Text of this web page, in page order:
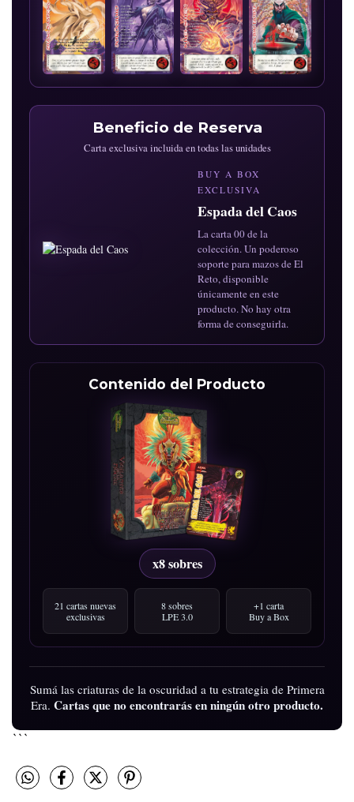
Beneficio de Reserva
Carta exclusiva incluida en todas las unidades
BUY A BOX
EXCLUSIVA
Espada del Caos
La carta 00 de la
colección. Un poderoso
soporte para mazos de El
Reto, disponible
únicamente en este
producto. No hay otra
forma de conseguirla.
Contenido del Producto
x8 sobres
21 cartas nuevas
exclusivas
8 sobres
LPE 3.0
+1 carta
Buy a Box
Sumá las criaturas de la oscuridad a tu estrategia de Primera
Era. Cartas que no encontrarás en ningún otro producto.
```